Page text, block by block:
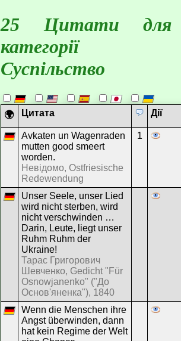
25 Цитати для
категорії
Суспільство
🌍 Цитата Дії
Avkaten un Wagenraden
mutten good smeert
worden.
Невідомо, Ostfriesische
Redewendung
1
Unser Seele, unser Lied
wird nicht sterben, wird
nicht verschwinden …
Darin, Leute, liegt unser
Ruhm Ruhm der
Ukraine!
Тарас Григорович
Шевченко, Gedicht "Für
Osnowjanenko" ("До
Основ'яненка"), 1840
Wenn die Menschen ihre
Angst überwinden, dann
hat kein Regime der Welt